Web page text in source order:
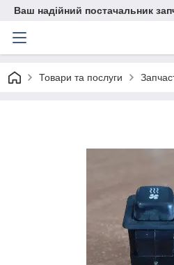
Ваш надійний постачальник
Товари та послуги